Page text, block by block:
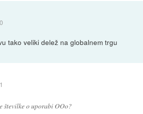
tako veliki delež na globalnem trgu
številke o uporabi OOo?